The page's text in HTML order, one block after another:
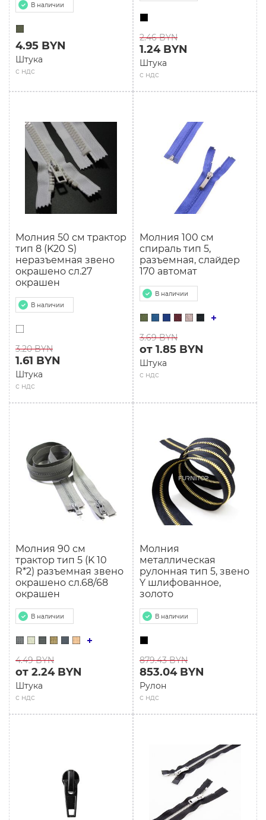
В наличии
с ндс
4.95 BYN
Штука
2.46 BYN
с ндс
1.24 BYN
Штука
Молния 50 см трактор
тип 8 (K20 S)
неразъемная звено
окрашено сл.27
окрашен
В наличии
3.20 BYN
с ндс
1.61 BYN
Штука
Молния 100 см
спираль тип 5,
разъемная, слайдер
170 автомат
В наличии
3.69 BYN
с ндс
от 1.85 BYN
Штука
Молния 90 см
трактор тип 5 (K 10
R*2) разъемная звено
окрашено сл.68/68
окрашен
В наличии
4.49 BYN
с ндс
от 2.24 BYN
Штука
Молния
металлическая
рулонная тип 5, звено
Y шлифованное,
золото
В наличии
879.43 BYN
с ндс
853.04 BYN
Рулон